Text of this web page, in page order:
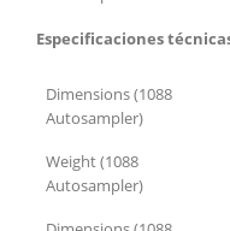
Especificaciones
Dimensions (1088
Autosampler)
Weight (1088
Autosampler)